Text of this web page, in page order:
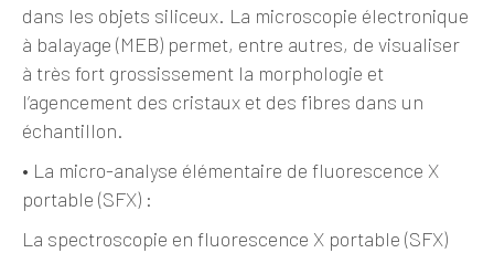
dans les objets siliceux. La microscopie électronique
à balayage (MEB) permet, entre autres, de visualiser
à très fort grossissement la morphologie et
l’agencement des cristaux et des fibres dans un
échantillon.
• La micro-analyse élémentaire de fluorescence X
portable (SFX) :
La spectroscopie en fluorescence X portable (SFX)